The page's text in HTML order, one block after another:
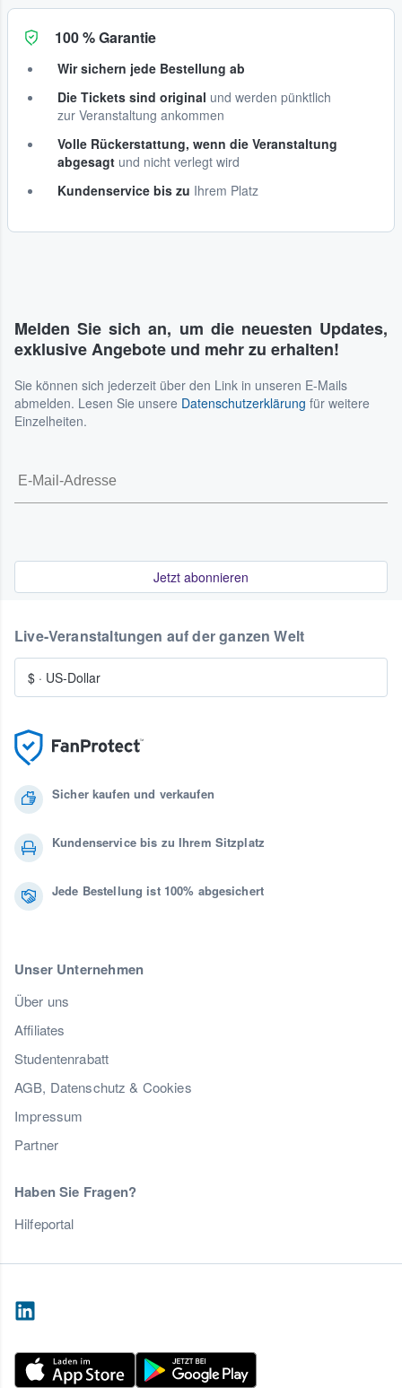
100 % Garantie
Wir sichern jede Bestellung ab
Die Tickets sind original und werden pünktlich
zur Veranstaltung ankommen
Volle Rückerstattung, wenn die Veranstaltung
abgesagt und nicht verlegt wird
Kundenservice bis zu Ihrem Platz
Melden Sie sich an, um die neuesten Updates,
exklusive Angebote und mehr zu erhalten!
Sie können sich jederzeit über den Link in unseren E-Mails
abmelden. Lesen Sie unsere Datenschutzerklärung für weitere
Einzelheiten.
Jetzt abonnieren
Sicher kaufen und verkaufen
Kundenservice bis zu Ihrem Sitzplatz
Jede Bestellung ist 100% abgesichert
Unser Unternehmen
Über uns
Affiliates
Studentenrabatt
AGB, Datenschutz & Cookies
Impressum
Partner
Haben Sie Fragen?
Hilfeportal
Live-Veranstaltungen auf der ganzen Welt
$ · US-Dollar